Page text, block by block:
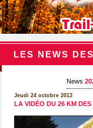
LES NEWS
News
Jeudi 24 octobre 2013
LA VIDÉO DU 26 KM DES